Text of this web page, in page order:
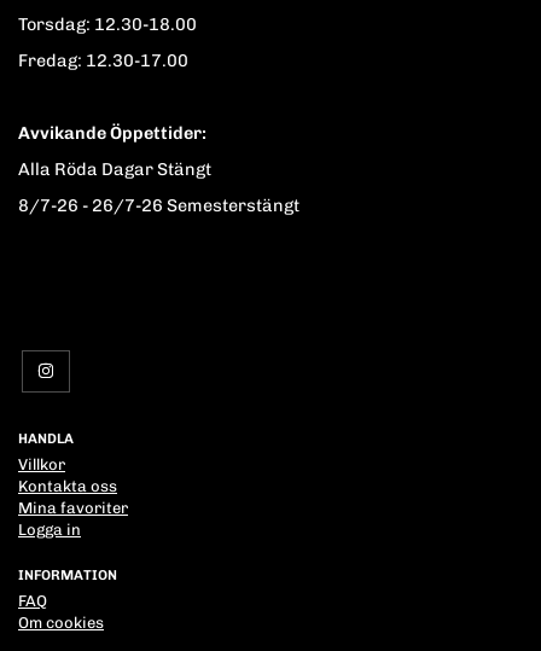
Torsdag: 12.30-18.00
Fredag: 12.30-17.00
Avvikande Öppettider:
Alla Röda Dagar Stängt
8/7-26 - 26/7-26 Semesterstängt
HANDLA
Villkor
Kontakta oss
Mina favoriter
Logga in
INFORMATION
FAQ
Om cookies